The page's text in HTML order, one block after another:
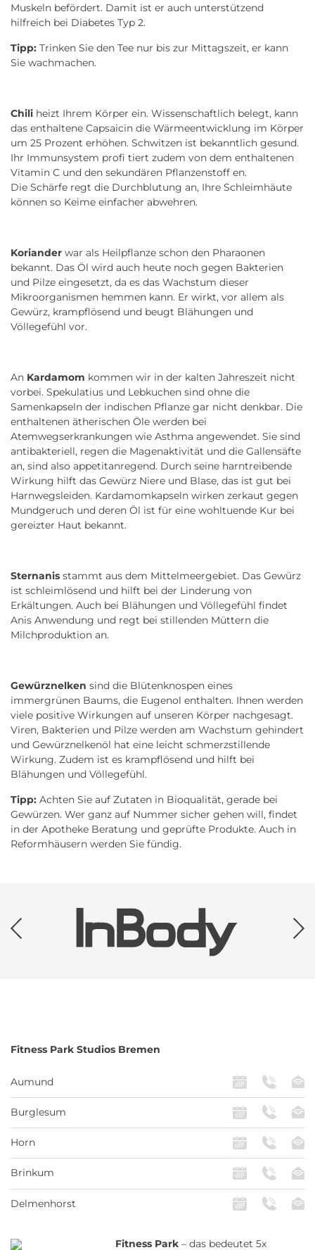
Muskeln befördert. Damit ist er auch unterstützend
hilfreich bei Diabetes Typ 2.
Tipp: Trinken Sie den Tee nur bis zur Mittagszeit, er kann
Sie wachmachen.
Chili heizt Ihrem Körper ein. Wissenschaftlich belegt, kann
das enthaltene Capsaicin die Wärmeentwicklung im Körper
um 25 Prozent erhöhen. Schwitzen ist bekanntlich gesund.
Ihr Immunsystem profi tiert zudem von dem enthaltenen
Vitamin C und den sekundären Pflanzenstoff en.
Die Schärfe regt die Durchblutung an, Ihre Schleimhäute
können so Keime einfacher abwehren.
Koriander war als Heilpflanze schon den Pharaonen
bekannt. Das Öl wird auch heute noch gegen Bakterien
und Pilze eingesetzt, da es das Wachstum dieser
Mikroorganismen hemmen kann. Er wirkt, vor allem als
Gewürz, krampflösend und beugt Blähungen und
Völlegefühl vor.
An Kardamom kommen wir in der kalten Jahreszeit nicht
vorbei. Spekulatius und Lebkuchen sind ohne die
Samenkapseln der indischen Pflanze gar nicht denkbar. Die
enthaltenen ätherischen Öle werden bei
Atemwegserkrankungen wie Asthma angewendet. Sie sind
antibakteriell, regen die Magenaktivität und die Gallensäfte
an, sind also appetitanregend. Durch seine harntreibende
Wirkung hilft das Gewürz Niere und Blase, das ist gut bei
Harnwegsleiden. Kardamomkapseln wirken zerkaut gegen
Mundgeruch und deren Öl ist für eine wohltuende Kur bei
gereizter Haut bekannt.
Sternanis stammt aus dem Mittelmeergebiet. Das Gewürz
ist schleimlösend und hilft bei der Linderung von
Erkältungen. Auch bei Blähungen und Völlegefühl findet
Anis Anwendung und regt bei stillenden Müttern die
Milchproduktion an.
Gewürznelken sind die Blütenknospen eines
immergrünen Baums, die Eugenol enthalten. Ihnen werden
viele positive Wirkungen auf unseren Körper nachgesagt.
Viren, Bakterien und Pilze werden am Wachstum gehindert
und Gewürznelkenöl hat eine leicht schmerzstillende
Wirkung. Zudem ist es krampflösend und hilft bei
Blähungen und Völlegefühl.
Tipp: Achten Sie auf Zutaten in Bioqualität, gerade bei
Gewürzen. Wer ganz auf Nummer sicher gehen will, findet
in der Apotheke Beratung und geprüfte Produkte. Auch in
Reformhäusern werden Sie fündig.
Fitness Park Studios Bremen
Aumund
Burglesum
Horn
Brinkum
Delmenhorst
Fitness Park – das bedeutet 5x